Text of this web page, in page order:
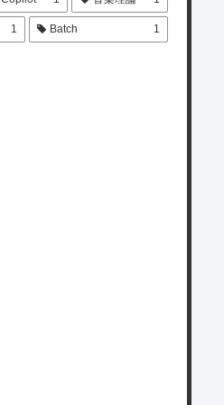
1 Batch 1